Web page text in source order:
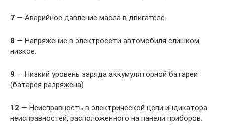
7 — Аварийное давление масла в двигателе.
8 — Напряжение в электросети автомобиля слишком
низкое.
9 — Низкий уровень заряда аккумуляторной батареи
(батарея разряжена)
12 — Неисправность в электрической цепи индикатора
неисправностей, расположенного на панели приборов.